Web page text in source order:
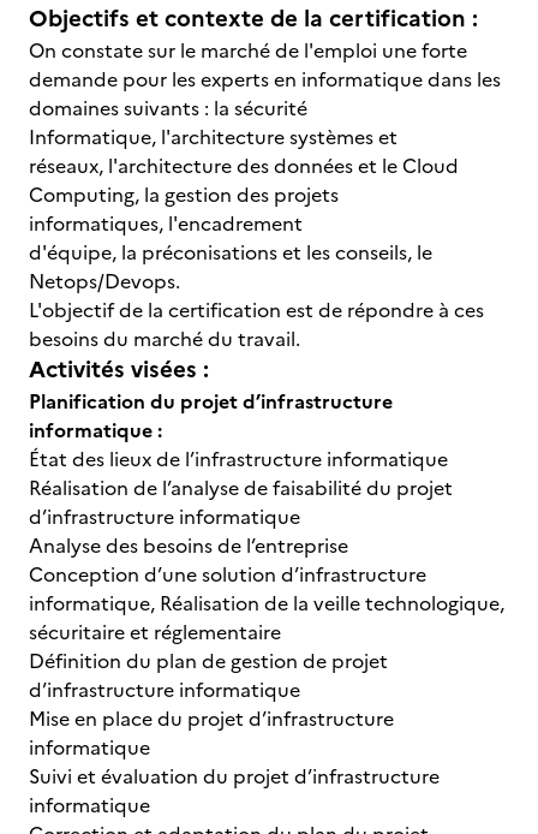
Objectifs et contexte de la certification :
On constate sur le marché de l'emploi une forte
demande pour les experts en informatique dans les
domaines suivants : la sécurité
Informatique, l'architecture systèmes et
réseaux, l'architecture des données et le Cloud
Computing, la gestion des projets
informatiques, l'encadrement
d'équipe, la préconisations et les conseils, le
Netops/Devops.
L'objectif de la certification est de répondre à ces
besoins du marché du travail.
Activités visées :
Planification du projet d’infrastructure
informatique :
État des lieux de l’infrastructure informatique
Réalisation de l’analyse de faisabilité du projet
d’infrastructure informatique
Analyse des besoins de l’entreprise
Conception d’une solution d’infrastructure
informatique, Réalisation de la veille technologique,
sécuritaire et réglementaire
Définition du plan de gestion de projet
d’infrastructure informatique
Mise en place du projet d’infrastructure
informatique
Suivi et évaluation du projet d’infrastructure
informatique